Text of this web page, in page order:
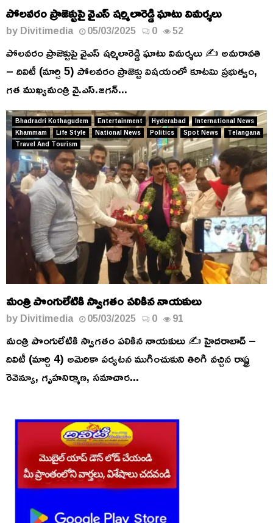
పోలవరం ప్రాజెక్టుపై వైఎస్ షర్మిలారెడ్డి ఘాటు విమర్శలు
byDivitimedia 05/03/2025 0 52
పోలవరం ప్రాజెక్టుపై వైఎస్ షర్మిలారెడ్డి ఘాటు విమర్శలు ✍️ అమరావతి
– దివిటీ (మార్చి 5) పోలవరం ప్రాజెక్టు విషయంలో కూటమి ప్రభుత్వం,
గత ముఖ్యమంత్రి వై.ఎస్.జగన్...
Bhadradri Kothagudem Entertainment Hyderabad
International News
Khammam
Life Style National News Politics Spot News
Telangana
Travel And Tourism
మంత్రి పొంగులేటికి స్వాగతం పలికిన నాయకులు
byDivitimedia 05/03/2025 0 91
మంత్రి పొంగులేటికి స్వాగతం పలికిన నాయకులు ✍️ హైదరాబాద్ –
దివిటీ (మార్చి 4) అమెరికా పర్యటన ముగించుకుని తిరిగి వచ్చిన రాష్ట్ర
రెవెన్యూ, గృహనిర్మాణ, సమాచార...